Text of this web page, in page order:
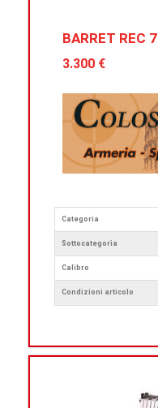
BARRET REC 7
3.300 €
Categoria
Sottocategoria
Calibro
Condizioni articolo